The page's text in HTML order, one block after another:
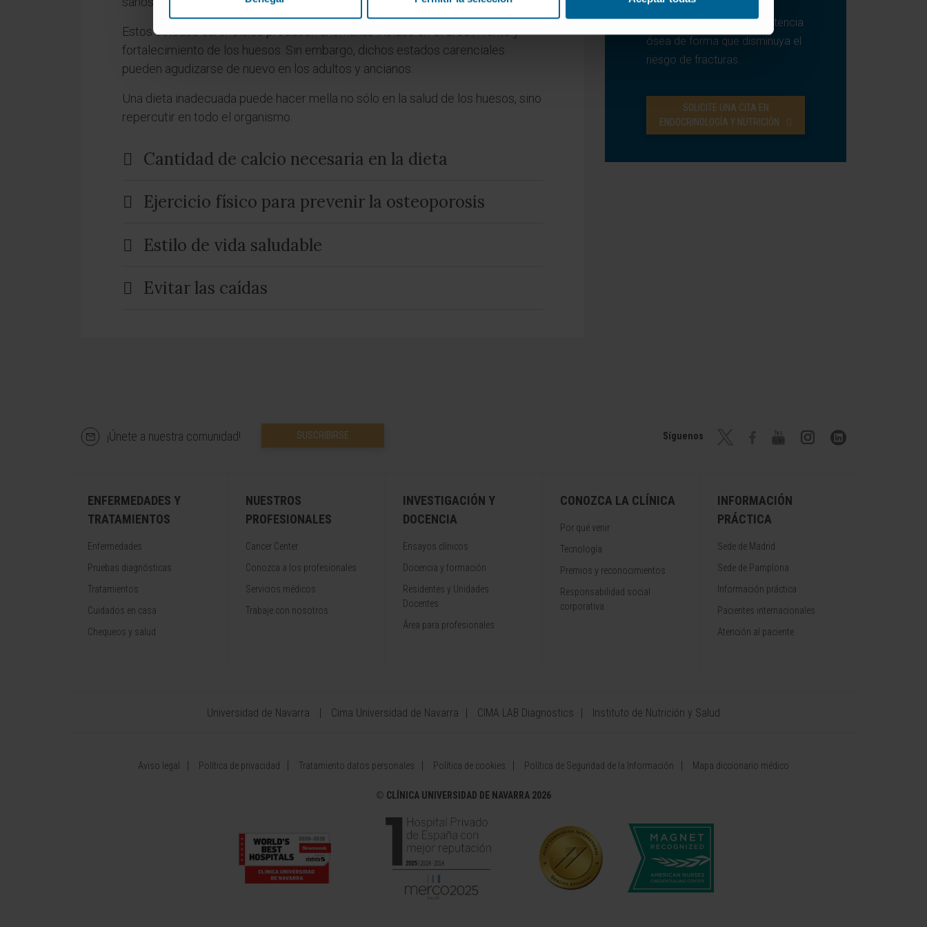
Estos estados carenciales producen anomalías incluso en el crecimiento y
fortalecimiento de los huesos. Sin embargo, dichos estados carenciales
pueden agudizarse de nuevo en los adultos y ancianos.
Una dieta inadecuada puede hacer mella no sólo en la salud de los huesos, sino
repercutir en todo el organismo.
Cantidad de calcio necesaria en la dieta
Ejercicio físico para prevenir la osteoporosis
Estilo de vida saludable
Evitar las caídas
cuenta que el objetivo es
conseguir una mayor resistencia
ósea de forma que disminuya el
riesgo de fracturas.
SOLICITE UNA CITA EN
ENDOCRINOLOGÍA Y NUTRICIÓN
¡Únete a nuestra comunidad! SUSCRIBIRSE Síguenos
ENFERMEDADES Y
TRATAMIENTOS
Enfermedades
Pruebas diagnósticas
Tratamientos
Cuidados en casa
Chequeos y salud
NUESTROS
PROFESIONALES
Cancer Center
Conozca a los profesionales
Servicios médicos
Trabaje con nosotros
INVESTIGACIÓN Y
DOCENCIA
Ensayos clínicos
Docencia y formación
Residentes y Unidades
Docentes
Área para profesionales
CONOZCA LA CLÍNICA
Por qué venir
Tecnología
Premios y reconocimientos
Responsabilidad social
corporativa
INFORMACIÓN
PRÁCTICA
Sede de Madrid
Sede de Pamplona
Información práctica
Pacientes internacionales
Atención al paciente
Universidad de Navarra Cima Universidad de Navarra CIMA LAB Diagnostics Instituto de Nutrición y Salud
Aviso legal Política de privacidad Tratamiento datos personales Política de cookies Política de Seguridad de la Información Mapa diccionario médico
© CLÍNICA UNIVERSIDAD DE NAVARRA 2026